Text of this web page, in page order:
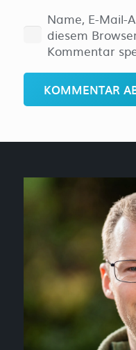
Name, E-Mail-
diesem
Kommentar
KOMMENTAR